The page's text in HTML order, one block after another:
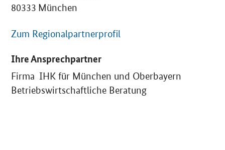
80333 München
Zum Regionalpartnerprofil
Ihre Ansprechpartner
Firma IHK für München und Oberbayern
Betriebswirtschaftliche Beratung